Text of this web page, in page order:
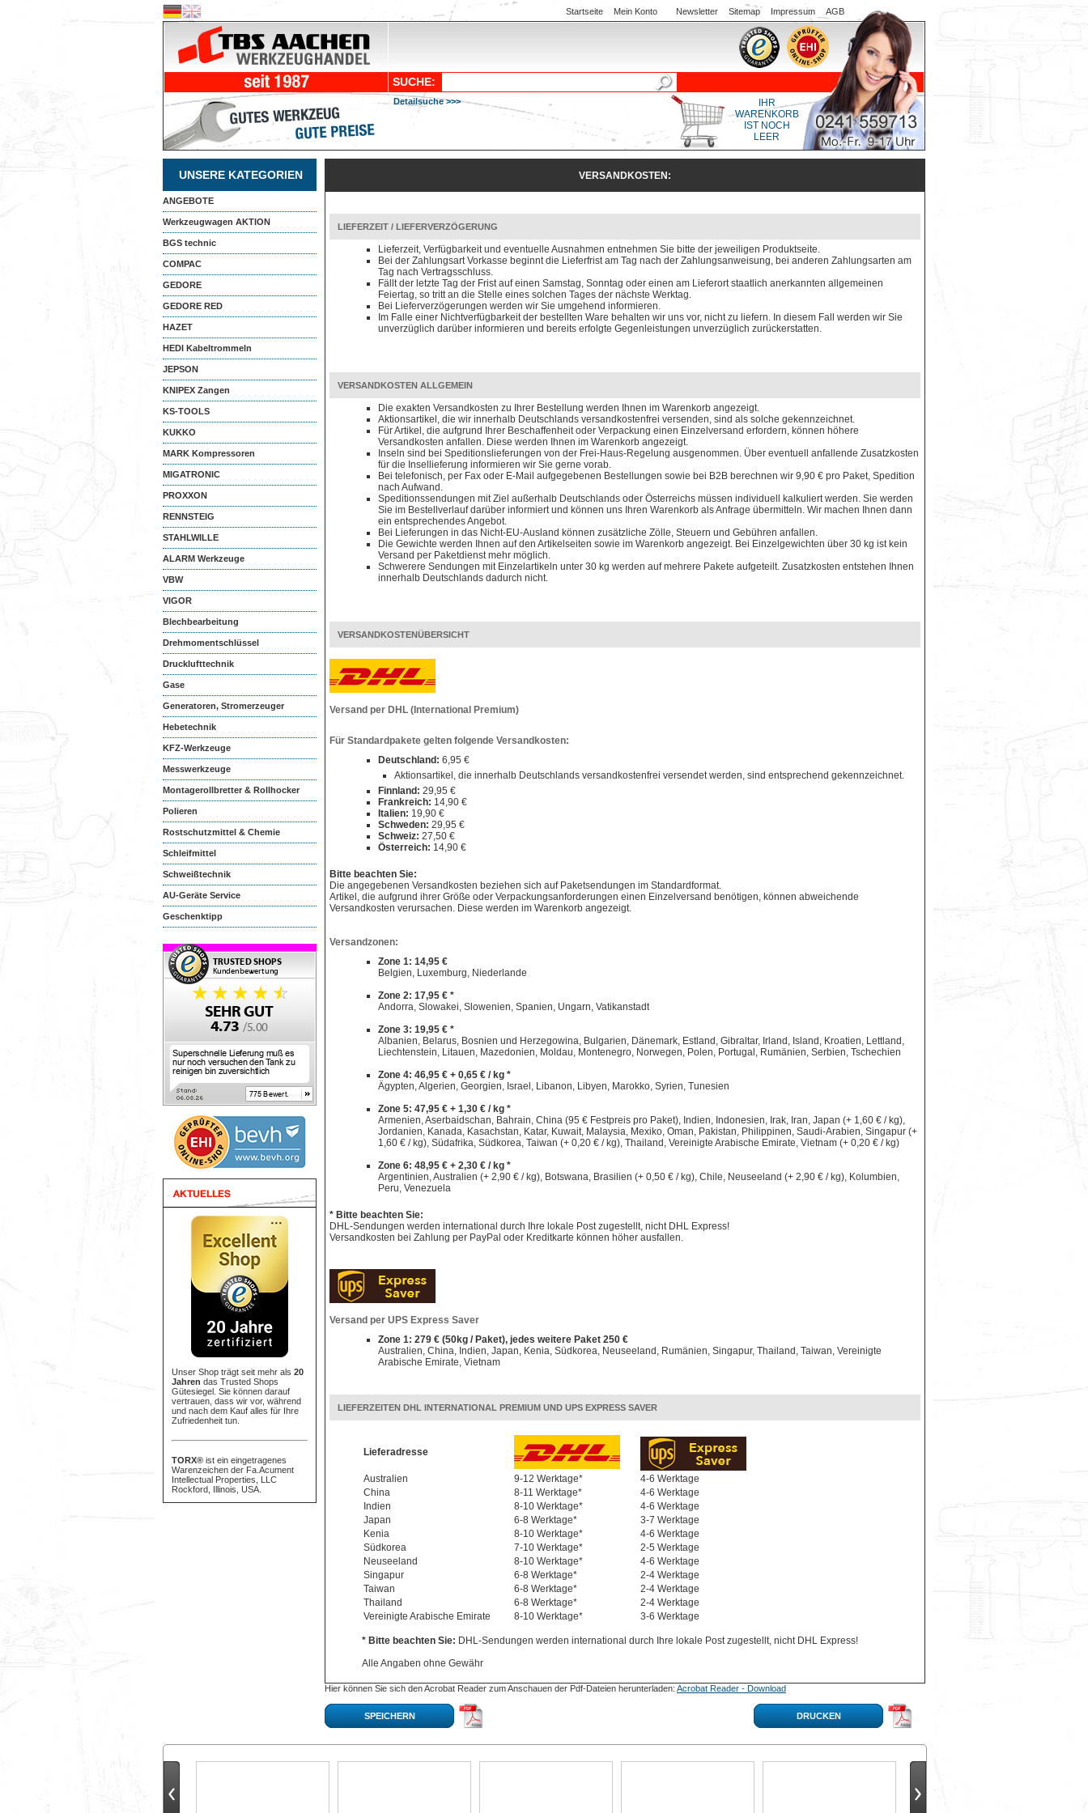
Startseite Mein Konto Newsletter Sitemap Impressum AGB
SUCHE:
Detailsuche >>>
IHR
WARENKORB
IST NOCH
LEER
UNSERE KATEGORIEN
ANGEBOTE
Werkzeugwagen AKTION
BGS technic
COMPAC
GEDORE
GEDORE RED
HAZET
HEDI Kabeltrommeln
JEPSON
KNIPEX Zangen
KS-TOOLS
KUKKO
MARK Kompressoren
MIGATRONIC
PROXXON
RENNSTEIG
STAHLWILLE
ALARM Werkzeuge
VBW
VIGOR
Blechbearbeitung
Drehmomentschlüssel
Drucklufttechnik
Gase
Generatoren, Stromerzeuger
Hebetechnik
KFZ-Werkzeuge
Messwerkzeuge
Montagerollbretter & Rollhocker
Polieren
Rostschutzmittel & Chemie
Schleifmittel
Schweißtechnik
AU-Geräte Service
Geschenktipp
Unser Shop trägt seit mehr als 20
Jahren das Trusted Shops
Gütesiegel. Sie können darauf
vertrauen, dass wir vor, während
und nach dem Kauf alles für Ihre
Zufriedenheit tun.
TORX® ist ein eingetragenes
Warenzeichen der Fa.Acument
Intellectual Properties, LLC
Rockford, Illinois, USA.
VERSANDKOSTEN:
LIEFERZEIT / LIEFERVERZÖGERUNG
Lieferzeit, Verfügbarkeit und eventuelle Ausnahmen entnehmen Sie bitte der jeweiligen Produktseite.
Bei der Zahlungsart Vorkasse beginnt die Lieferfrist am Tag nach der Zahlungsanweisung, bei anderen Zahlungsarten am
Tag nach Vertragsschluss.
Fällt der letzte Tag der Frist auf einen Samstag, Sonntag oder einen am Lieferort staatlich anerkannten allgemeinen
Feiertag, so tritt an die Stelle eines solchen Tages der nächste Werktag.
Bei Lieferverzögerungen werden wir Sie umgehend informieren.
Im Falle einer Nichtverfügbarkeit der bestellten Ware behalten wir uns vor, nicht zu liefern. In diesem Fall werden wir Sie
unverzüglich darüber informieren und bereits erfolgte Gegenleistungen unverzüglich zurückerstatten.
VERSANDKOSTEN ALLGEMEIN
Die exakten Versandkosten zu Ihrer Bestellung werden Ihnen im Warenkorb angezeigt.
Aktionsartikel, die wir innerhalb Deutschlands versandkostenfrei versenden, sind als solche gekennzeichnet.
Für Artikel, die aufgrund Ihrer Beschaffenheit oder Verpackung einen Einzelversand erfordern, können höhere
Versandkosten anfallen. Diese werden Ihnen im Warenkorb angezeigt.
Inseln sind bei Speditionslieferungen von der Frei-Haus-Regelung ausgenommen. Über eventuell anfallende Zusatzkosten
für die Insellieferung informieren wir Sie gerne vorab.
Bei telefonisch, per Fax oder E-Mail aufgegebenen Bestellungen sowie bei B2B berechnen wir 9,90 € pro Paket, Spedition
nach Aufwand.
Speditionssendungen mit Ziel außerhalb Deutschlands oder Österreichs müssen individuell kalkuliert werden. Sie werden
Sie im Bestellverlauf darüber informiert und können uns Ihren Warenkorb als Anfrage übermitteln. Wir machen Ihnen dann
ein entsprechendes Angebot.
Bei Lieferungen in das Nicht-EU-Ausland können zusätzliche Zölle, Steuern und Gebühren anfallen.
Die Gewichte werden Ihnen auf den Artikelseiten sowie im Warenkorb angezeigt. Bei Einzelgewichten über 30 kg ist kein
Versand per Paketdienst mehr möglich.
Schwerere Sendungen mit Einzelartikeln unter 30 kg werden auf mehrere Pakete aufgeteilt. Zusatzkosten entstehen Ihnen
innerhalb Deutschlands dadurch nicht.
VERSANDKOSTENÜBERSICHT
Versand per DHL (International Premium)
Für Standardpakete gelten folgende Versandkosten:
Deutschland: 6,95 €
Aktionsartikel, die innerhalb Deutschlands versandkostenfrei versendet werden, sind entsprechend gekennzeichnet.
Finnland: 29,95 €
Frankreich: 14,90 €
Italien: 19,90 €
Schweden: 29,95 €
Schweiz: 27,50 €
Österreich: 14,90 €
Bitte beachten Sie:
Die angegebenen Versandkosten beziehen sich auf Paketsendungen im Standardformat.
Artikel, die aufgrund ihrer Größe oder Verpackungsanforderungen einen Einzelversand benötigen, können abweichende
Versandkosten verursachen. Diese werden im Warenkorb angezeigt.
Versandzonen:
Zone 1: 14,95 €
Belgien, Luxemburg, Niederlande
Zone 2: 17,95 € *
Andorra, Slowakei, Slowenien, Spanien, Ungarn, Vatikanstadt
Zone 3: 19,95 € *
Albanien, Belarus, Bosnien und Herzegowina, Bulgarien, Dänemark, Estland, Gibraltar, Irland, Island, Kroatien, Lettland,
Liechtenstein, Litauen, Mazedonien, Moldau, Montenegro, Norwegen, Polen, Portugal, Rumänien, Serbien, Tschechien
Zone 4: 46,95 € + 0,65 € / kg *
Ägypten, Algerien, Georgien, Israel, Libanon, Libyen, Marokko, Syrien, Tunesien
Zone 5: 47,95 € + 1,30 € / kg *
Armenien, Aserbaidschan, Bahrain, China (95 € Festpreis pro Paket), Indien, Indonesien, Irak, Iran, Japan (+ 1,60 € / kg),
Jordanien, Kanada, Kasachstan, Katar, Kuwait, Malaysia, Mexiko, Oman, Pakistan, Philippinen, Saudi-Arabien, Singapur (+
1,60 € / kg), Südafrika, Südkorea, Taiwan (+ 0,20 € / kg), Thailand, Vereinigte Arabische Emirate, Vietnam (+ 0,20 € / kg)
Zone 6: 48,95 € + 2,30 € / kg *
Argentinien, Australien (+ 2,90 € / kg), Botswana, Brasilien (+ 0,50 € / kg), Chile, Neuseeland (+ 2,90 € / kg), Kolumbien,
Peru, Venezuela
* Bitte beachten Sie:
DHL-Sendungen werden international durch Ihre lokale Post zugestellt, nicht DHL Express!
Versandkosten bei Zahlung per PayPal oder Kreditkarte können höher ausfallen.
Versand per UPS Express Saver
Zone 1: 279 € (50kg / Paket), jedes weitere Paket 250 €
Australien, China, Indien, Japan, Kenia, Südkorea, Neuseeland, Rumänien, Singapur, Thailand, Taiwan, Vereinigte
Arabische Emirate, Vietnam
LIEFERZEITEN DHL INTERNATIONAL PREMIUM UND UPS EXPRESS SAVER
Lieferadresse
Australien 9-12 Werktage*
4-6 Werktage
China
8-11 Werktage*
4-6 Werktage
Indien
8-10 Werktage*
4-6 Werktage
Japan
6-8 Werktage*
3-7 Werktage
Kenia
8-10 Werktage*
4-6 Werktage
Südkorea
7-10 Werktage*
2-5 Werktage
Neuseeland
8-10 Werktage*
4-6 Werktage
Singapur
6-8 Werktage*
2-4 Werktage
Taiwan
6-8 Werktage*
2-4 Werktage
Thailand
6-8 Werktage*
2-4 Werktage
Vereinigte Arabische Emirate
8-10 Werktage* 3-6 Werktage
* Bitte beachten Sie: DHL-Sendungen werden international durch Ihre lokale Post zugestellt, nicht DHL Express!
Alle Angaben ohne Gewähr
Hier können Sie sich den Acrobat Reader zum Anschauen der Pdf-Dateien herunterladen: Acrobat Reader - Download
SPEICHERN DRUCKEN